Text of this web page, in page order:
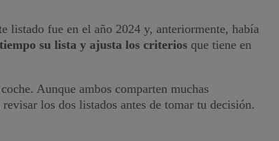
listado fue en el año 2024 y, anteriormente, había
su lista y ajusta los criterios que tiene en
Aunque ambos comparten muchas
los dos listados antes de tomar tu decisión.